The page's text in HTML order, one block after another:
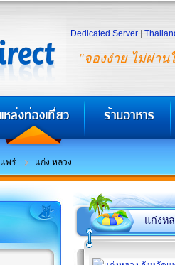
"จองง่าย ไม่ผ่าน
Dedicated Server
แพร่ แก่ง หลวง
แก่งห